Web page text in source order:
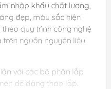
nhập khẩu chất lượng,
đẹp, màu sắc hiện
quy trình công nghệ
trên nguồn nguyên liệu
với các bộ phận lắp
dễ dàng tháo lắp.